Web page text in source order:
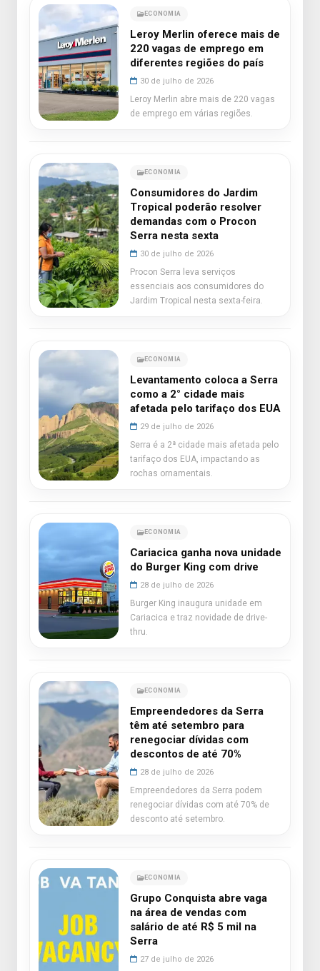
ECONOMIA
Leroy Merlin oferece mais de
220 vagas de emprego em
diferentes regiões do país
30 de julho de 2026
Leroy Merlin abre mais de 220 vagas
de emprego em várias regiões.
ECONOMIA
Consumidores do Jardim
Tropical poderão resolver
demandas com o Procon
Serra nesta sexta
30 de julho de 2026
Procon Serra leva serviços
essenciais aos consumidores do
Jardim Tropical nesta sexta-feira.
ECONOMIA
Levantamento coloca a Serra
como a 2° cidade mais
afetada pelo tarifaço dos EUA
29 de julho de 2026
Serra é a 2ª cidade mais afetada pelo
tarifaço dos EUA, impactando as
rochas ornamentais.
ECONOMIA
Cariacica ganha nova unidade
do Burger King com drive
28 de julho de 2026
Burger King inaugura unidade em
Cariacica e traz novidade de drive-
thru.
ECONOMIA
Empreendedores da Serra
têm até setembro para
renegociar dívidas com
descontos de até 70%
28 de julho de 2026
Empreendedores da Serra podem
renegociar dívidas com até 70% de
desconto até setembro.
ECONOMIA
Grupo Conquista abre vaga
na área de vendas com
salário de até R$ 5 mil na
Serra
27 de julho de 2026